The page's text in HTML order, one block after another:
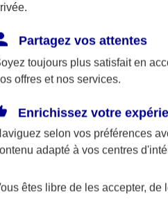
L'application Mon AXA
Assurance, tous vos
Partagez vos attentes
toujours plus satisfait en
offres et nos services.
Enrichissez votre
selon vos préférences
adapté à vos centres
êtes libre de les accepter, de